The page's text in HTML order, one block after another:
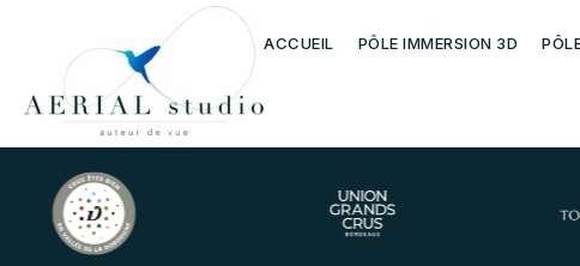
ACCUEIL PÔLE IMMERSION 3D
HTML/JS/CSS